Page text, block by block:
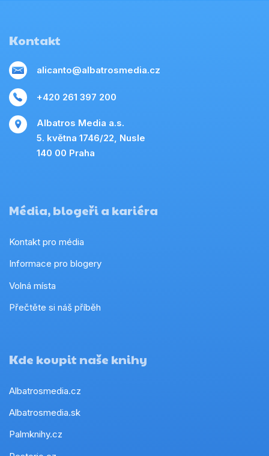
Kontakt
alicanto@albatrosmedia.cz
+420 261 397 200
Albatros Media a.s.
5. května 1746/22, Nusle
140 00 Praha
Média, blogeři a kariéra
Kontakt pro média
Informace pro blogery
Volná místa
Přečtěte si náš příběh
Kde koupit naše knihy
Albatrosmedia.cz
Albatrosmedia.sk
Palmknihy.cz